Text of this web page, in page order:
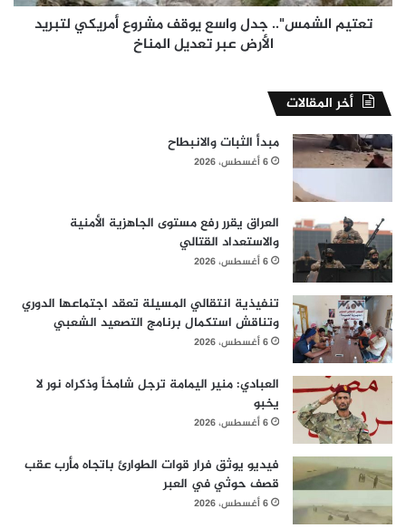
تعتيم الشمس".. جدل واسع يوقف مشروع أمريكي لتبريد
الأرض عبر تعديل المناخ
أخر المقالات
مبدأ الثبات والانبطاح
6 أغسطس، 2026
العراق يقرر رفع مستوى الجاهزية الأمنية
والاستعداد القتالي
6 أغسطس، 2026
تنفيذية انتقالي المسيلة تعقد اجتماعها الدوري
وتناقش استكمال برنامج التصعيد الشعبي
6 أغسطس، 2026
العبادي: منير اليمامة ترجل شامخاً وذكراه نور لا
يخبو
6 أغسطس، 2026
فيديو يوثق فرار قوات الطوارئ باتجاه مأرب عقب
قصف حوثي في العبر
6 أغسطس، 2026